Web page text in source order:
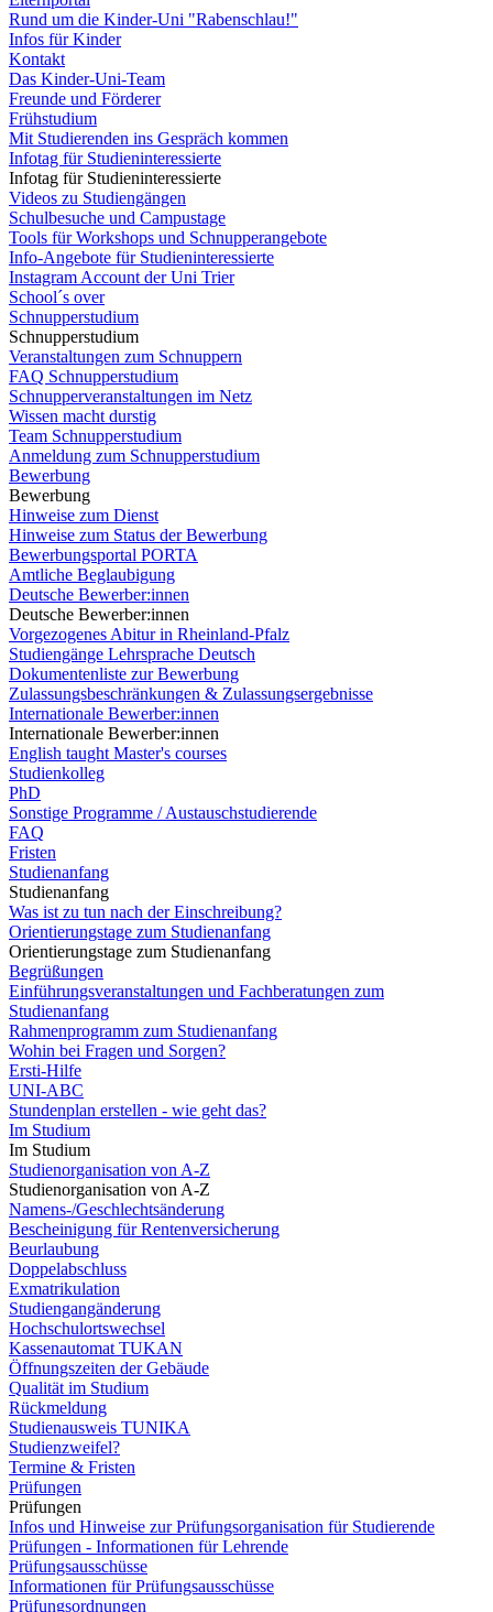
Rund um die Kinder-Uni "Rabenschlau!"
Infos für Kinder
Kontakt
Das Kinder-Uni-Team
Freunde und Förderer
Frühstudium
Mit Studierenden ins Gespräch kommen
Infotag für Studieninteressierte
Infotag für Studieninteressierte
Videos zu Studiengängen
Schulbesuche und Campustage
Tools für Workshops und Schnupperangebote
Info-Angebote für Studieninteressierte
Instagram Account der Uni Trier
School´s over
Schnupperstudium
Schnupperstudium
Veranstaltungen zum Schnuppern
FAQ Schnupperstudium
Schnupperveranstaltungen im Netz
Wissen macht durstig
Team Schnupperstudium
Anmeldung zum Schnupperstudium
Bewerbung
Bewerbung
Hinweise zum Dienst
Hinweise zum Status der Bewerbung
Bewerbungsportal PORTA
Amtliche Beglaubigung
Deutsche Bewerber:innen
Deutsche Bewerber:innen
Vorgezogenes Abitur in Rheinland-Pfalz
Studiengänge Lehrsprache Deutsch
Dokumentenliste zur Bewerbung
Zulassungsbeschränkungen & Zulassungsergebnisse
Internationale Bewerber:innen
Internationale Bewerber:innen
English taught Master's courses
Studienkolleg
PhD
Sonstige Programme / Austauschstudierende
FAQ
Fristen
Studienanfang
Studienanfang
Was ist zu tun nach der Einschreibung?
Orientierungstage zum Studienanfang
Orientierungstage zum Studienanfang
Begrüßungen
Einführungsveranstaltungen und Fachberatungen zum
Studienanfang
Rahmenprogramm zum Studienanfang
Wohin bei Fragen und Sorgen?
Ersti-Hilfe
UNI-ABC
Stundenplan erstellen - wie geht das?
Im Studium
Im Studium
Studienorganisation von A-Z
Studienorganisation von A-Z
Namens-/Geschlechtsänderung
Bescheinigung für Rentenversicherung
Beurlaubung
Doppelabschluss
Exmatrikulation
Studiengangänderung
Hochschulortswechsel
Kassenautomat TUKAN
Öffnungszeiten der Gebäude
Qualität im Studium
Rückmeldung
Studienausweis TUNIKA
Studienzweifel?
Termine & Fristen
Prüfungen
Prüfungen
Infos und Hinweise zur Prüfungsorganisation für Studierende
Prüfungen - Informationen für Lehrende
Prüfungsausschüsse
Informationen für Prüfungsausschüsse
Prüfungsordnungen